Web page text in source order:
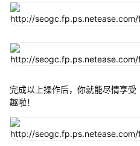
完成以上操作后，你就能尽情享
趣啦！